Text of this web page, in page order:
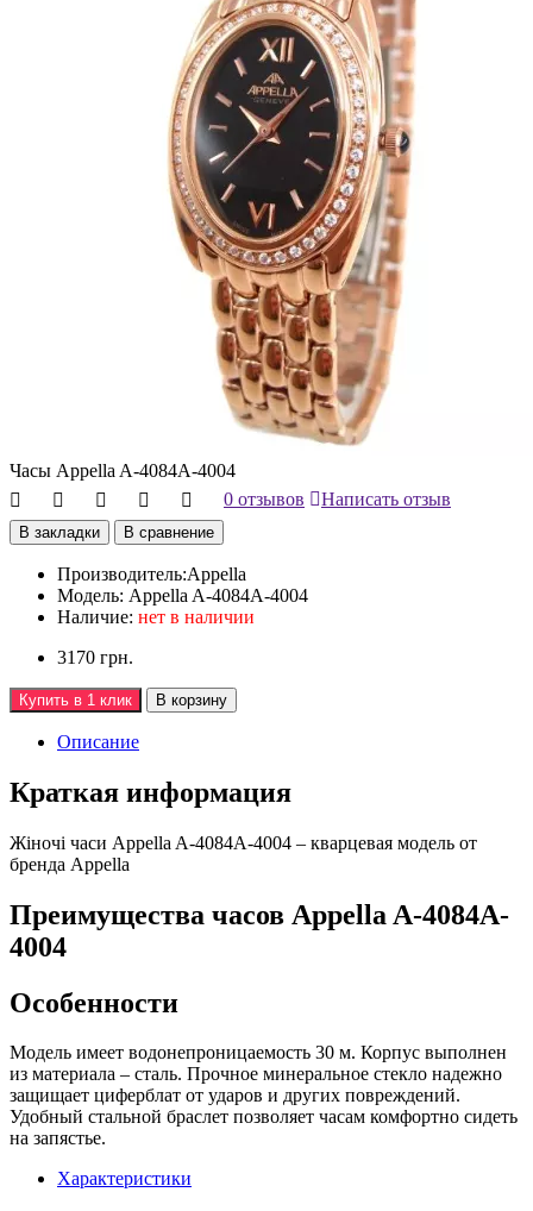
Часы Appella A-4084A-4004
0 отзывов
Написать отзыв
В закладки В сравнение
Производитель:Appella
Модель: Appella A-4084A-4004
Наличие: нет в наличии
3170 грн.
Купить в 1 клик В корзину
Описание
Краткая информация
Жiночi часи Appella A-4084A-4004 – кварцевая модель от
бренда Appella
Преимущества часов Appella A-4084A-
4004
Особенности
Модель имеет водонепроницаемость 30 м. Корпус выполнен
из материала – сталь. Прочное минеральное стекло надежно
защищает циферблат от ударов и других повреждений.
Удобный стальной браслет позволяет часам комфортно сидеть
на запястье.
Характеристики